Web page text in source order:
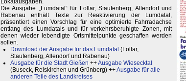
Lokalausgaben.
Die Ausgabe „Lumdatal“ für Lollar, Staufenberg, Allendorf und
Rabenau enthält Texte zur Reaktivierung der Lumdatal,
präsentiert einen Vorschlag für eine optimierte Fahrradachse
entlang des Lumdatals und für verkehrsberuhigte Zonen, mit
denen wieder lebendigte Ortsmittelpunkte geschaffen werden
sollen.
Download der Ausgabe für das Lumdatal (Lollar,
Staufenberg, Allendorf und Rabenau)
Ausgabe für die Stadt Gießen ++Ausgabe Wiesecktal
(Buseck, Reiskirchen und Grünberg) ++Ausgabe für alle
anderen Teile des Landkreises